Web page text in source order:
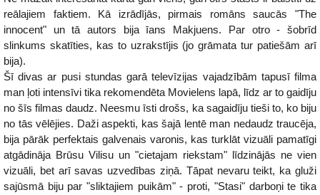
reālajiem faktiem. Kā izrādījās, pirmais romāns saucās "The
innocent" un tā autors bija īans Makjuens. Par otro - šobrīd
slinkums skatīties, kas to uzrakstījis (jo grāmata tur patiešām arī
bija).
Šī divas ar pusi stundas garā televīzijas vajadzībām tapusī filma
man ļoti intensīvi tika rekomendēta Movielens lapā, līdz ar to gaidīju
no šīs filmas daudz. Neesmu īsti drošs, ka sagaidīju tieši to, ko biju
no tās vēlējies. Daži aspekti, kas šajā lentē man nedaudz traucēja,
bija pārāk perfektais galvenais varonis, kas turklāt vizuāli pamatīgi
atgādināja Brūsu Vilisu un "cietajam riekstam" līdzinājās ne vien
vizuāli, bet arī savas uzvedības ziņā. Tāpat nevaru teikt, ka gluži
sajūsmā biju par "sliktajiem puikām" - proti, "Stasi" darboņi te tika